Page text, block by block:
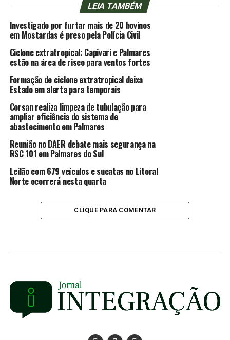
LEIA TAMBÉM
Investigado por furtar mais de 20 bovinos
em Mostardas é preso pela Polícia Civil
Ciclone extratropical: Capivari e Palmares
estão na área de risco para ventos fortes
Formação de ciclone extratropical deixa
Estado em alerta para temporais
Corsan realiza limpeza de tubulação para
ampliar eficiência do sistema de
abastecimento em Palmares
Reunião no DAER debate mais segurança na
RSC 101 em Palmares do Sul
Leilão com 679 veículos e sucatas no Litoral
Norte ocorrerá nesta quarta
CLIQUE PARA COMENTAR